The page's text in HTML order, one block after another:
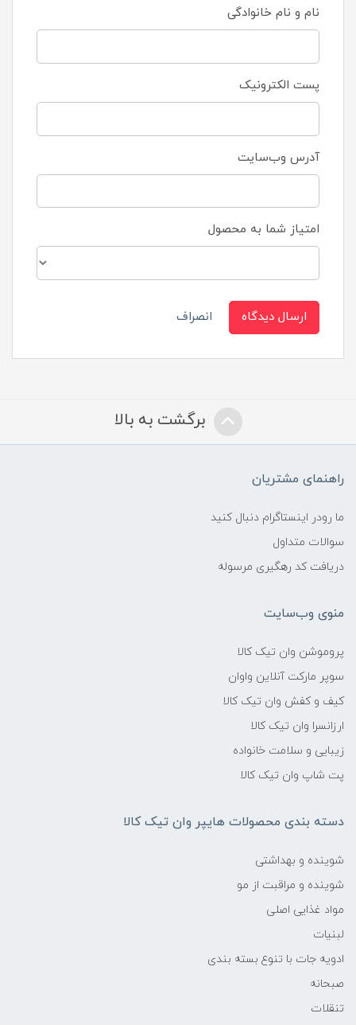
نام و نام خانوادگی
پست الکترونیک
آدرس وب‌سایت
امتیاز شما به محصول
ارسال دیدگاه انصراف
برگشت به بالا
راهنمای مشتریان
ما رودر اینستاگرام دنبال کنید
سوالات متداول
دریافت کد رهگیری مرسوله
منوی وب‌سایت
پروموشن وان تیک کالا
سوپر مارکت آنلاین واوان
کیف و کفش وان تیک کالا
ارزانسرا وان تیک کالا
زیبایی و سلامت خانواده
پت شاپ وان تیک کالا
دسته بندی محصولات هایپر وان تیک کالا
شوینده و بهداشتی
شوینده و مراقبت از مو
مواد غذایی اصلی
لبنیات
ادویه جات با تنوع بسته بندی
صبحانه
تنقلات